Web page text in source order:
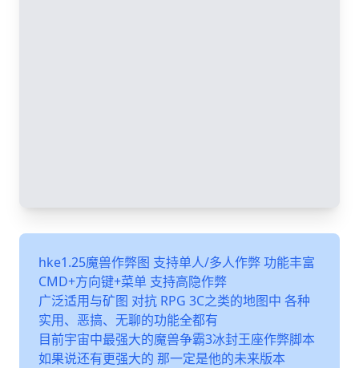
hke1.25魔兽作弊图 支持单人/多人作弊 功能丰富
CMD+方向键+菜单 支持高隐作弊
广泛适用与矿图 对抗 RPG 3C之类的地图中 各种
实用、恶搞、无聊的功能全都有
目前宇宙中最强大的魔兽争霸3冰封王座作弊脚本
如果说还有更强大的 那一定是他的未来版本